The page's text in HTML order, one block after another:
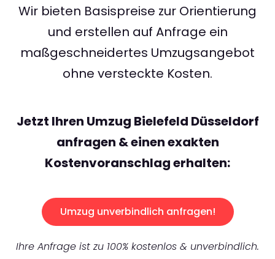
Wir bieten Basispreise zur Orientierung
und erstellen auf Anfrage ein
maßgeschneidertes Umzugsangebot
ohne versteckte Kosten.
Jetzt Ihren Umzug Bielefeld Düsseldorf
anfragen & einen exakten
Kostenvoranschlag erhalten:
Umzug unverbindlich anfragen!
Ihre Anfrage ist zu 100% kostenlos & unverbindlich.